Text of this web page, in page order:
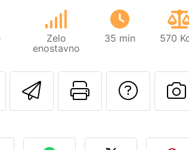
Zelo
enostavno
35 min 570
Pošlji taNatisni to